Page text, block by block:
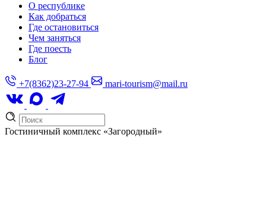
О республике
Как добраться
Где остановиться
Чем заняться
Где поесть
Блог
+7(8362)23-27-94 mari-tourism@mail.ru
Гостиничный комплекс «Загородный»